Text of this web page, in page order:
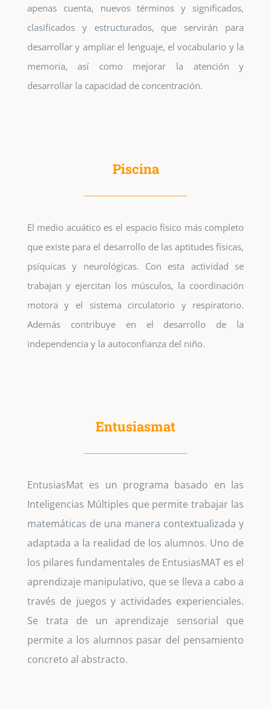
apenas cuenta, nuevos términos y significados,
clasificados y estructurados, que servirán para
desarrollar y ampliar el lenguaje, el vocabulario y la
memoria, así como mejorar la atención y
desarrollar la capacidad de concentración.
Piscina
El medio acuático es el espacio físico más completo
que existe para el desarrollo de las aptitudes físicas,
psíquicas y neurológicas. Con esta actividad se
trabajan y ejercitan los músculos, la coordinación
motora y el sistema circulatorio y respiratorio.
Además contribuye en el desarrollo de la
independencia y la autoconfianza del niño.
Entusiasmat
EntusiasMat es un programa basado en las
Inteligencias Múltiples que permite trabajar las
matemáticas de una manera contextualizada y
adaptada a la realidad de los alumnos. Uno de
los pilares fundamentales de EntusiasMAT es el
aprendizaje manipulativo, que se lleva a cabo a
través de juegos y actividades experienciales.
Se trata de un aprendizaje sensorial que
permite a los alumnos pasar del pensamiento
concreto al abstracto.